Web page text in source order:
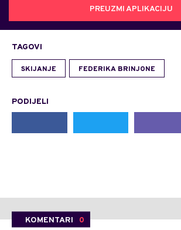
PREUZMI APLIKACIJU
TAGOVI
SKIJANJE FEDERIKA BRINJONE
PODIJELI
KOMENTARI 0